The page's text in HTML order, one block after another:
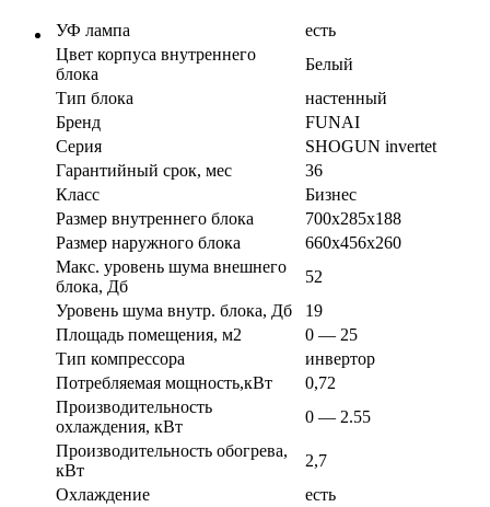
УФ лампа
есть
Цвет корпуса внутреннего
блока
Белый
Тип блока
настенный
Бренд
FUNAI
Серия
SHOGUN invertet
Гарантийный срок, мес
36
Класс
Бизнес
Размер внутреннего блока
700х285х188
Размер наружного блока
660х456х260
Макс. уровень шума внешнего
блока, Дб
52
Уровень шума внутр. блока, Дб
19
Площадь помещения, м2
0 — 25
Тип компрессора
инвертор
Потребляемая мощность,кВт
0,72
Производительность
охлаждения, кВт
0 — 2.55
Производительность обогрева,
кВт
2,7
Охлаждение
есть